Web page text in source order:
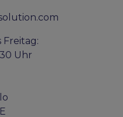
Freitag:
Uhr